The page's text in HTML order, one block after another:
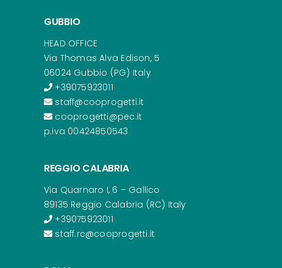
GUBBIO
HEAD OFFICE
Via Thomas Alva Edison, 5
06024 Gubbio (PG) Italy
+39075923011
staff@cooprogetti.it
cooprogetti@pec.it
p.iva 00424850543
REGGIO CALABRIA
Via Quarnaro I, 6 – Gallico
89135 Reggio Calabria (RC) Italy
+39075923011
staff.rc@cooprogetti.it